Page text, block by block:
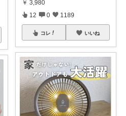
￥ 3,980
12 0 1189
コレ いいね